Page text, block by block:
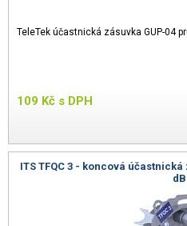
TeleTek účastnická zásuvka GUP-04
109 Kč s DPH
ITS TFQC 3 - koncová
dB